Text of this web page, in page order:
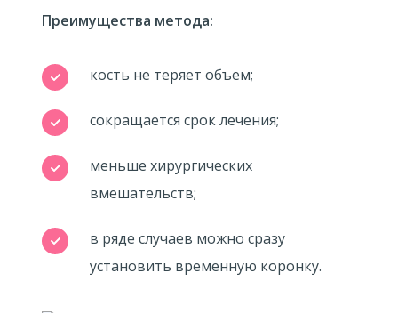
Преимущества метода:
кость не теряет объем;
сокращается срок лечения;
меньше хирургических
вмешательств;
в ряде случаев можно сразу
установить временную коронку.